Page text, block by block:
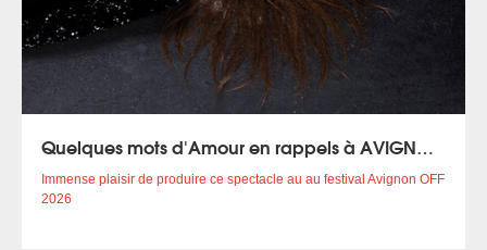
Quelques mots d'Amour en rappels à AVIGNON (2)
Immense plaisir de produire ce spectacle au au festival Avignon OFF
2026